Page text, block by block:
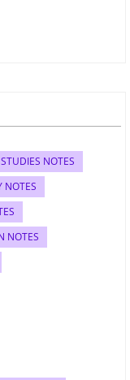
NOTES
NOTES
NOTES